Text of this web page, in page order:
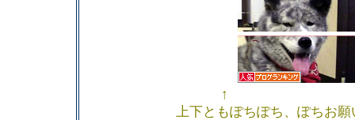
↑
上下ともぽちぽち、ぽちお願